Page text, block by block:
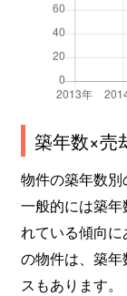
築年数×売
物件の築年数別
一般的には築
れている傾向
の物件は、築
スもあります。